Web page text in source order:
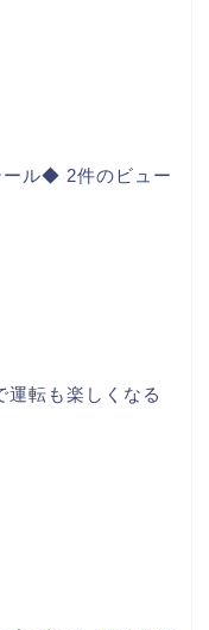
ール◆ 2件のビュー
転も楽しくなる